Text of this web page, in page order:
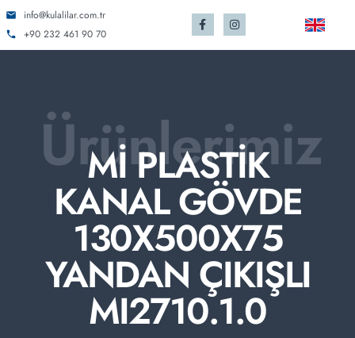
info@kulalilar.com.tr
+90 232 461 90 70
Ürünlerimiz
Mİ PLASTİK
KANAL GÖVDE
130X500X75
YANDAN ÇIKIŞLI
MI2710.1.0